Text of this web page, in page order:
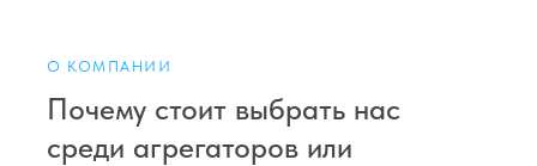
Почему стоит выбрать нас
среди агрегаторов или
О КОМПАНИИ